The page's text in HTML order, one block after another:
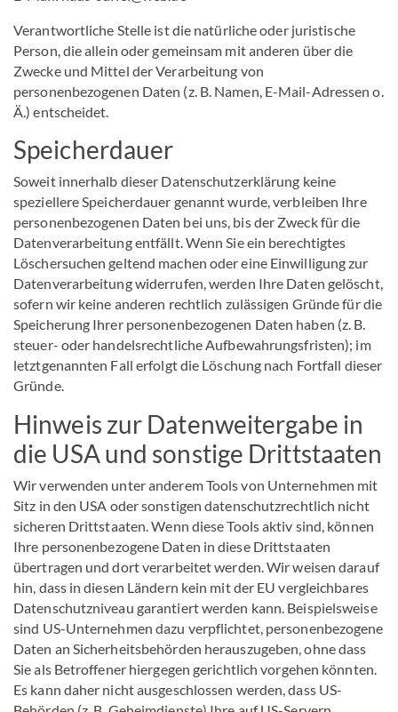
Verantwortliche Stelle ist die natürliche oder juristische
Person, die allein oder gemeinsam mit anderen über die
Zwecke und Mittel der Verarbeitung von
personenbezogenen Daten (z. B. Namen, E-Mail-Adressen o.
Ä.) entscheidet.
Speicherdauer
Soweit innerhalb dieser Datenschutzerklärung keine
speziellere Speicherdauer genannt wurde, verbleiben Ihre
personenbezogenen Daten bei uns, bis der Zweck für die
Datenverarbeitung entfällt. Wenn Sie ein berechtigtes
Löschersuchen geltend machen oder eine Einwilligung zur
Datenverarbeitung widerrufen, werden Ihre Daten gelöscht,
sofern wir keine anderen rechtlich zulässigen Gründe für die
Speicherung Ihrer personenbezogenen Daten haben (z. B.
steuer- oder handelsrechtliche Aufbewahrungsfristen); im
letztgenannten Fall erfolgt die Löschung nach Fortfall dieser
Gründe.
Hinweis zur Datenweitergabe in
die USA und sonstige Drittstaaten
Wir verwenden unter anderem Tools von Unternehmen mit
Sitz in den USA oder sonstigen datenschutzrechtlich nicht
sicheren Drittstaaten. Wenn diese Tools aktiv sind, können
Ihre personenbezogene Daten in diese Drittstaaten
übertragen und dort verarbeitet werden. Wir weisen darauf
hin, dass in diesen Ländern kein mit der EU vergleichbares
Datenschutzniveau garantiert werden kann. Beispielsweise
sind US-Unternehmen dazu verpflichtet, personenbezogene
Daten an Sicherheitsbehörden herauszugeben, ohne dass
Sie als Betroffener hiergegen gerichtlich vorgehen könnten.
Es kann daher nicht ausgeschlossen werden, dass US-